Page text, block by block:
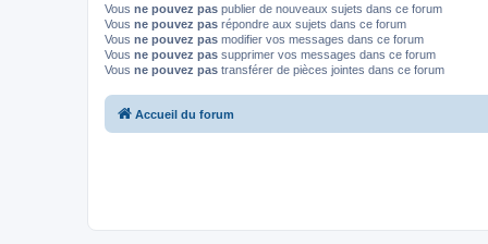
Vous ne pouvez pas publier de nouveaux sujets dans ce forum
Vous ne pouvez pas répondre aux sujets dans ce forum
Vous ne pouvez pas modifier vos messages dans ce forum
Vous ne pouvez pas supprimer vos messages dans ce forum
Vous ne pouvez pas transférer de pièces jointes dans ce forum
Accueil du forum